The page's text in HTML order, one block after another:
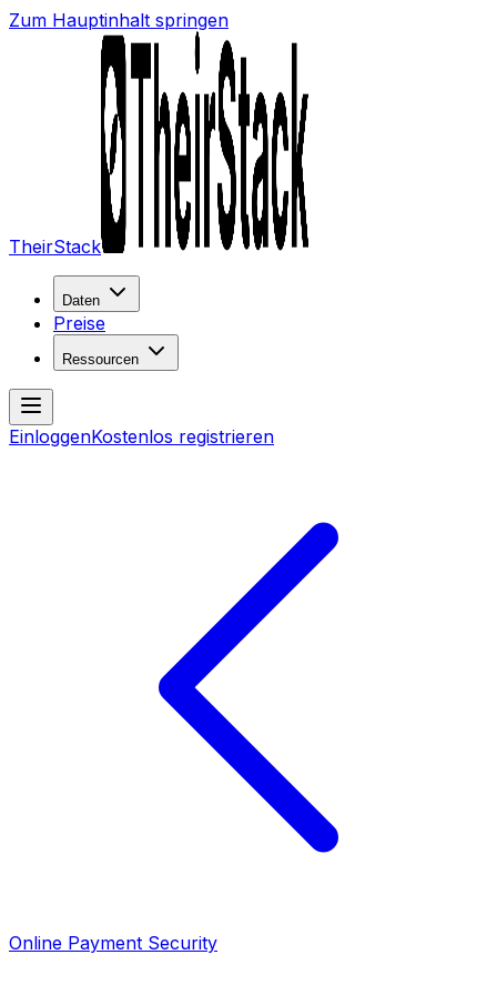
Zum Hauptinhalt springen
TheirStack
Daten
Preise
Ressourcen
EinloggenKostenlos registrieren
Online Payment Security